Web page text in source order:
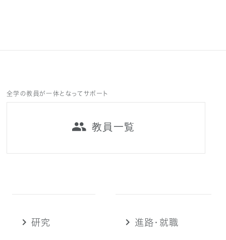
全学の教員が一体となってサポート
教員一覧
研究 進路・就職